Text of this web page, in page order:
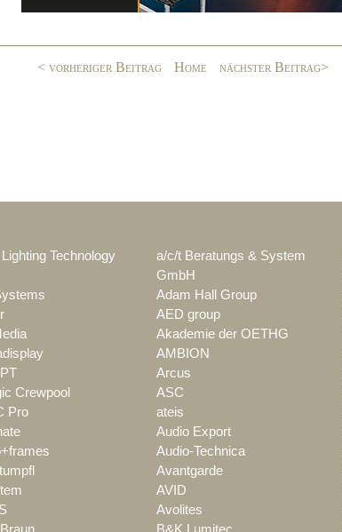
< vorheriger Beitrag Home nächster Beitrag>
Technology
a/c/t Beratungs & System
GmbH
Adam Hall Group
AED group
Akademie der OETHG
AMBION
Arcus
Crewpool ASC
Pro ateis
Audio Export
Audio-Technica
Avantgarde
AVID
Avolites